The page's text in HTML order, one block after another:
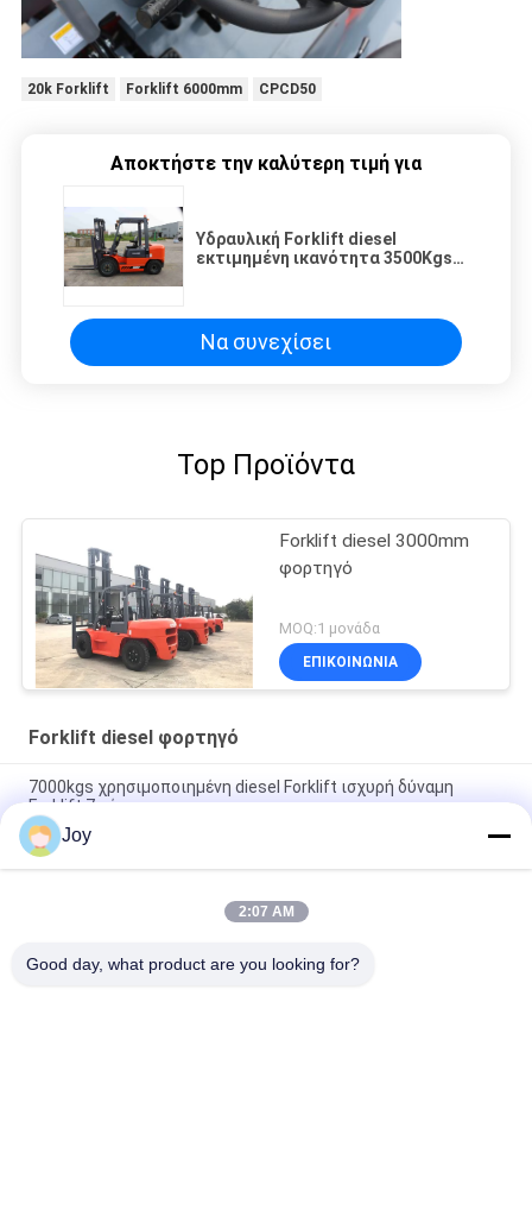
20k Forklift Forklift 6000mm CPCD50
Αποκτήστε την καλύτερη τιμή για
Υδραυλική Forklift diesel
εκτιμημένη ικανότητα 3500Kgs
Να συνεχίσει
Top Προϊόντα
Forklift diesel 3000mm
φορτηγό
MOQ:1 μονάδα
ΕΠΙΚΟΙΝΩΝΙΑ
Forklift diesel φορτηγό
7000kgs χρησιμοποιημένη diesel Forklift ισχυρή δύναμη
Forklift 7 τόνου
Forklift diesel FD100 10T πνευματικό ελαστικό αυτοκινήτου
καμπινών φορτηγών πλήρες
FD40 ντηζελοκίνητο Forklift 4 τόνου με το σφιγκτήρα
Joy
2:07 AM
Good day, what product are you looking for?